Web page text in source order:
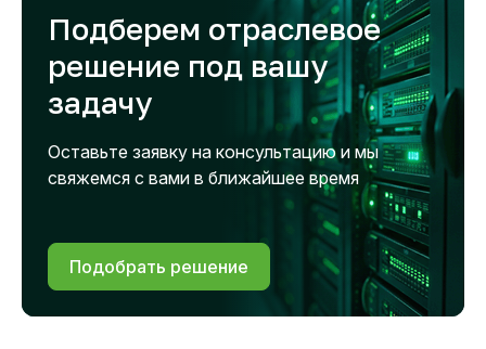
Подберем отраслевое
решение под вашу
задачу
Оставьте заявку на консультацию и мы
свяжемся с вами в ближайшее время
Подобрать решение